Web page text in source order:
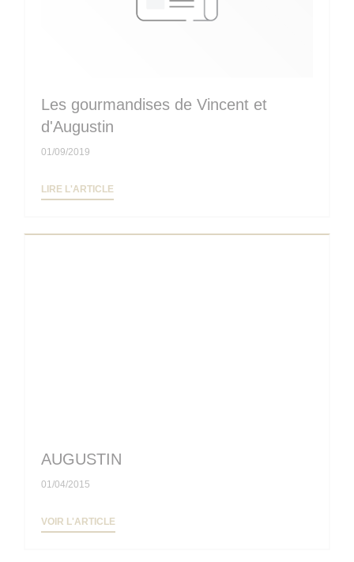
Les gourmandises de Vincent et
d'Augustin
01/09/2019
LIRE L'ARTICLE
AUGUSTIN
01/04/2015
VOIR L'ARTICLE